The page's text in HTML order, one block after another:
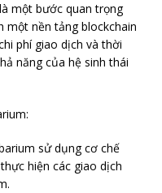
một bước quan trọng
một nền tảng blockchain
phí giao dịch và thời
năng của hệ sinh thái
sử dụng cơ chế
hiện các giao dịch